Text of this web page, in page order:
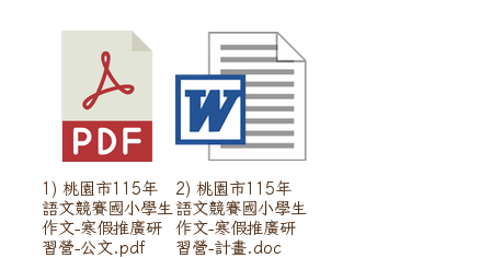
1) 桃園市115年
語文競賽國小學生
作文-寒假推廣研
習營-公文.pdf
2) 桃園市115年
語文競賽國小學生
作文-寒假推廣研
習營-計畫.doc